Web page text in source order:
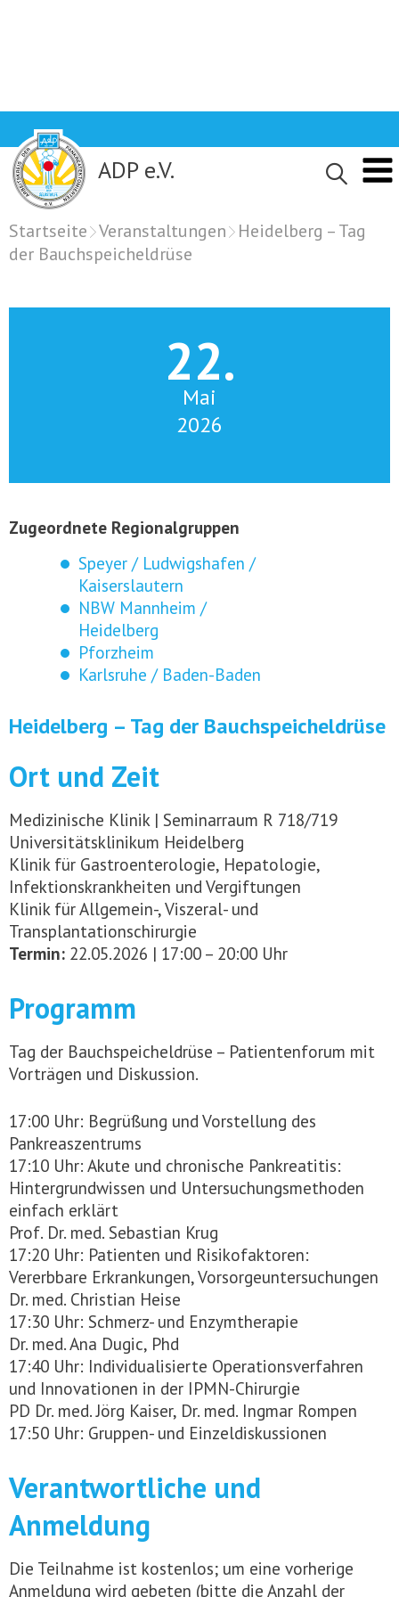
to
content
ADP e.V.
Startseite Veranstaltungen
Heidelberg – Tag
der Bauchspeicheldrüse
22.
Mai
2026
Zugeordnete Regionalgruppen
Speyer / Ludwigshafen /
Kaiserslautern
NBW Mannheim /
Heidelberg
Pforzheim
Karlsruhe / Baden-Baden
Heidelberg – Tag der Bauchspeicheldrüse
Ort und Zeit
Medizinische Klinik | Seminarraum R 718/719
Universitätsklinikum Heidelberg
Klinik für Gastroenterologie, Hepatologie,
Infektionskrankheiten und Vergiftungen
Klinik für Allgemein-, Viszeral- und
Transplantationschirurgie
Termin: 22.05.2026 | 17:00 – 20:00 Uhr
Programm
Tag der Bauchspeicheldrüse – Patientenforum mit
Vorträgen und Diskussion.
17:00 Uhr: Begrüßung und Vorstellung des
Pankreaszentrums
17:10 Uhr: Akute und chronische Pankreatitis:
Hintergrundwissen und Untersuchungsmethoden
einfach erklärt
Prof. Dr. med. Sebastian Krug
17:20 Uhr: Patienten und Risikofaktoren:
Vererbbare Erkrankungen, Vorsorgeuntersuchungen
Dr. med. Christian Heise
17:30 Uhr: Schmerz- und Enzymtherapie
Dr. med. Ana Dugic, Phd
17:40 Uhr: Individualisierte Operationsverfahren
und Innovationen in der IPMN-Chirurgie
PD Dr. med. Jörg Kaiser, Dr. med. Ingmar Rompen
17:50 Uhr: Gruppen- und Einzeldiskussionen
Verantwortliche und
Anmeldung
Die Teilnahme ist kostenlos; um eine vorherige
Anmeldung wird gebeten (bitte die Anzahl der